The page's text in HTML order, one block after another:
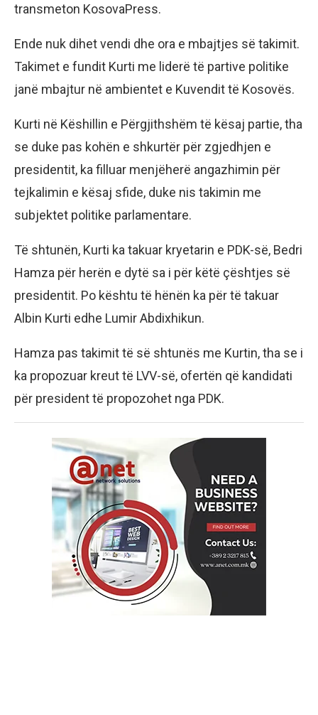
transmeton KosovaPress.
Ende nuk dihet vendi dhe ora e mbajtjes së takimit.
Takimet e fundit Kurti me liderë të partive politike
janë mbajtur në ambientet e Kuvendit të Kosovës.
Kurti në Këshillin e Përgjithshëm të kësaj partie, tha
se duke pas kohën e shkurtër për zgjedhjen e
presidentit, ka filluar menjëherë angazhimin për
tejkalimin e kësaj sfide, duke nis takimin me
subjektet politike parlamentare.
Të shtunën, Kurti ka takuar kryetarin e PDK-së, Bedri
Hamza për herën e dytë sa i për këtë çështjes së
presidentit. Po kështu të hënën ka për të takuar
Albin Kurti edhe Lumir Abdixhikun.
Hamza pas takimit të së shtunës me Kurtin, tha se i
ka propozuar kreut të LVV-së, ofertën që kandidati
për president të propozohet nga PDK.